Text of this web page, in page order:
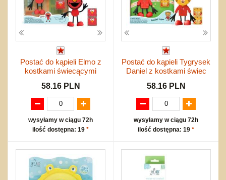
Postać do kąpieli Elmo z
kostkami świecącymi
58.16 PLN
wysyłamy w ciągu 72h
ilość dostępna: 19 *
Postać do kąpieli Tygrysek
Daniel z kostkami świec
58.16 PLN
wysyłamy w ciągu 72h
ilość dostępna: 19 *